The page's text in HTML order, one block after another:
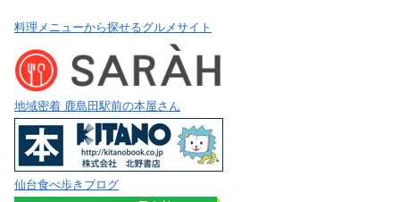
料理メニューから探せるグルメサイト
地域密着 鹿島田駅前の本屋さん
仙台食べ歩きブログ